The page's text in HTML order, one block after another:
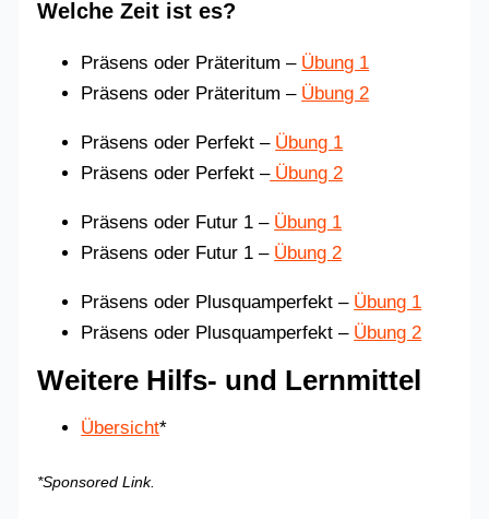
Welche Zeit ist es?
Präsens oder Präteritum – Übung 1
Präsens oder Präteritum – Übung 2
Präsens oder Perfekt – Übung 1
Präsens oder Perfekt –Übung 2
Präsens oder Futur 1 – Übung 1
Präsens oder Futur 1 – Übung 2
Präsens oder Plusquamperfekt – Übung 1
Präsens oder Plusquamperfekt – Übung 2
Weitere Hilfs- und Lernmittel
Übersicht*
*Sponsored Link.